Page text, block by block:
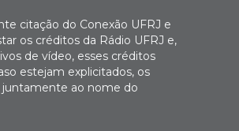
citação do Conexão UFRJ e
os créditos da Rádio UFRJ e,
de vídeo, esses créditos
estejam explicitados, os
juntamente ao nome do